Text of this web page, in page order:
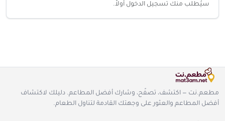
سيُطلب منك تسجيل الدخول أولاً.
مطعم.نت — اكتشف، تصفّح، وشارك أفضل المطاعم. دليلك لاكتشاف
أفضل المطاعم والعثور على وجهتك القادمة لتناول الطعام.